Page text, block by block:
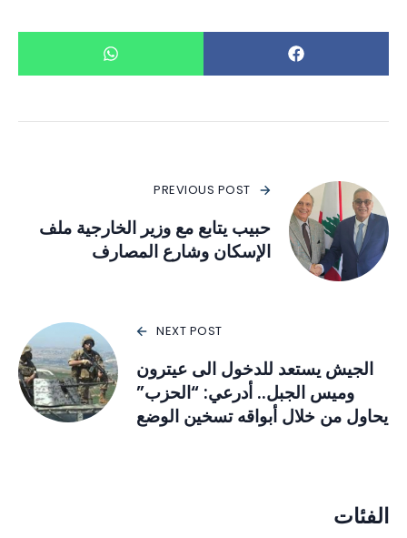
PREVIOUS POST
حبيب يتابع مع وزير الخارجية ملف
الإسكان وشارع المصارف
NEXT POST
الجيش يستعد للدخول الى عيترون
وميس الجبل.. أدرعي: “الحزب”
يحاول من خلال أبواقه تسخين الوضع
الفئات